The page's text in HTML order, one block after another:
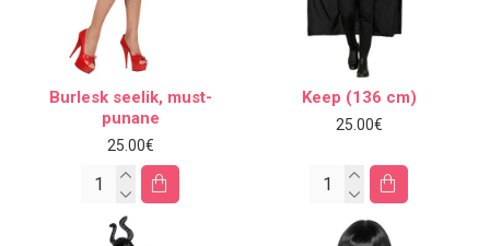
Burlesk seelik, must-
punane
25.00€
Keep (136 cm)
25.00€